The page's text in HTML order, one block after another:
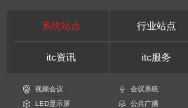
系统站点 行业站点
itc资讯 itc服务
视频会议 会议系统
LED显示屏
公共广播